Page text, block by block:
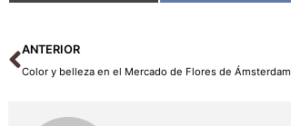
Ant
ANTERIOR
Color y belleza en el Mercado de Flores de Ámsterdam